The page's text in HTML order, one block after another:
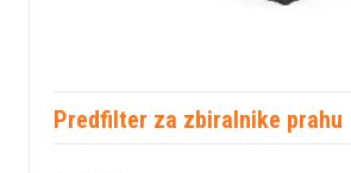
Predfilter za zbiralnike prahu